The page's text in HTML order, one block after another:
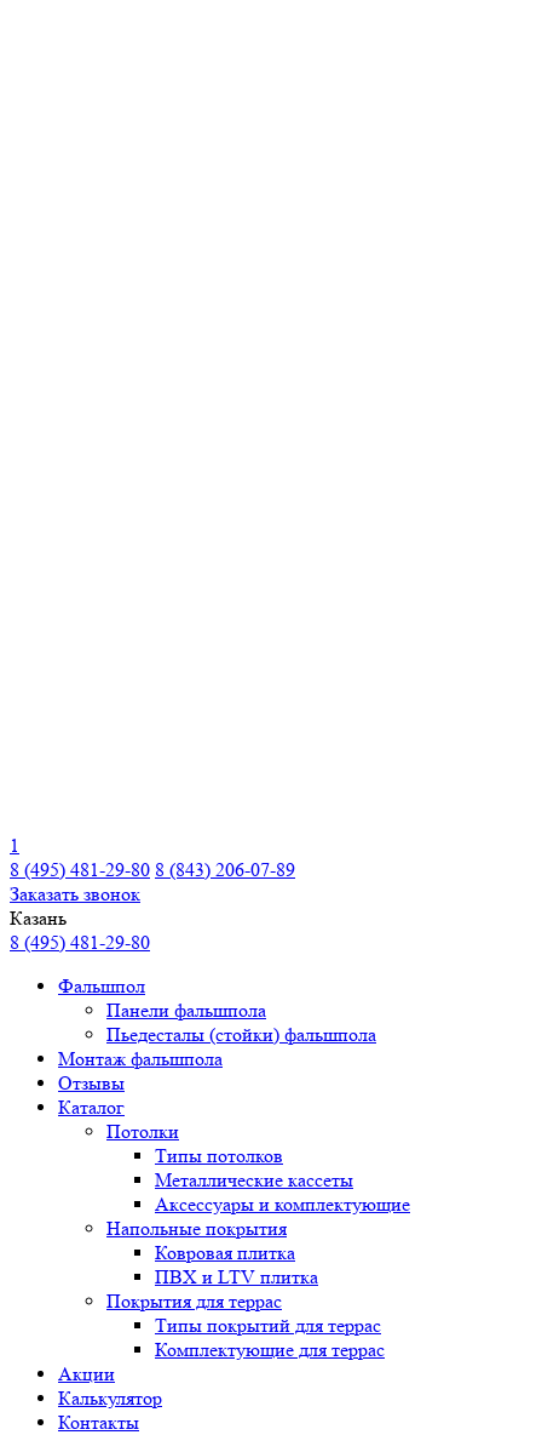
1
8 (495) 481-29-80 8 (843) 206-07-89
Заказать звонок
Казань
8 (495) 481-29-80
Фальшпол
Панели фальшпола
Пьедесталы (стойки) фальшпола
Монтаж фальшпола
Отзывы
Каталог
Потолки
Типы потолков
Металлические кассеты
Аксессуары и комплектующие
Напольные покрытия
Ковровая плитка
ПВХ и LTV плитка
Покрытия для террас
Типы покрытий для террас
Комплектующие для террас
Акции
Калькулятор
Контакты